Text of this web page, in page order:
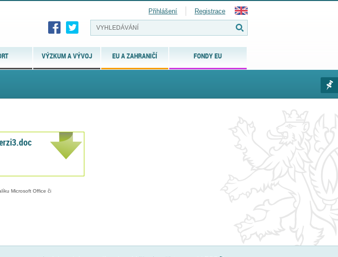
VÝZKUM A VÝVOJ EU A ZAHRANIČÍ FONDY EU
Přihlášení Registrace
Microsoft Office či